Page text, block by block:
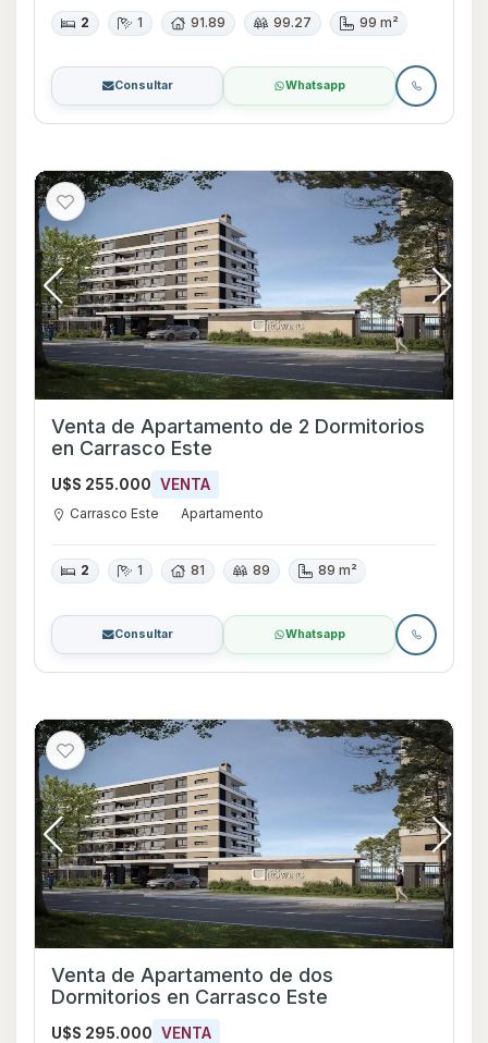
2 1 91.89 99.27 99 m²
Consultar Whatsapp
Venta de Apartamento de 2 Dormitorios
en Carrasco Este
U$S 255.000 VENTA
Carrasco Este Apartamento
2 1 81 89 89 m²
Consultar Whatsapp
Venta de Apartamento de dos
Dormitorios en Carrasco Este
U$S 295.000 VENTA